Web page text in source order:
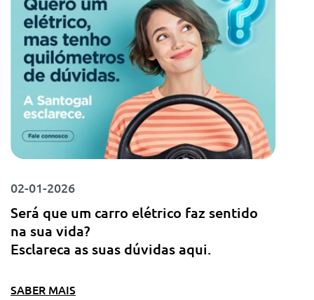
02-01-2026
Será que um carro elétrico faz sentido
na sua vida?
Esclareca as suas dúvidas aqui.
SABER MAIS